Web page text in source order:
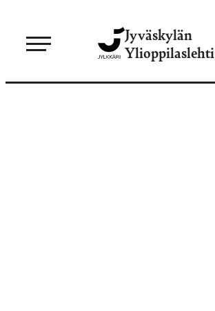
sisältöön
Jyväskylän
Ylioppilaslehti